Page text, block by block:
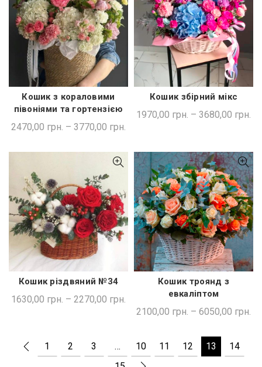
ШВИДКА ПОКУПКА
Кошик з кораловими
півоніями та гортензією
2470,00 грн. – 3770,00 грн.
ШВИДКА ПОКУПКА
Кошик збірний мікс
1970,00 грн. – 3680,00 грн.
ШВИДКА ПОКУПКА
Кошик різдвяний №34
1630,00 грн. – 2270,00 грн.
ШВИДКА ПОКУПКА
Кошик троянд з
евкаліптом
2100,00 грн. – 6050,00 грн.
1 2 3 … 10 11 12 13
14